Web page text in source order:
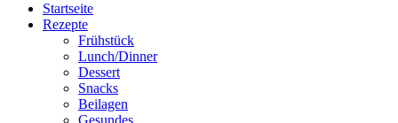
Startseite
Rezepte
Frühstück
Lunch/Dinner
Dessert
Snacks
Beilagen
Gesundes